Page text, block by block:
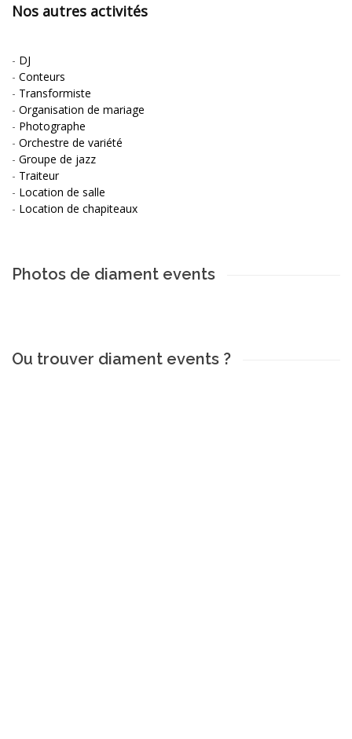
Nos autres activités
- DJ
- Conteurs
- Transformiste
- Organisation de mariage
- Photographe
- Orchestre de variété
- Groupe de jazz
- Traiteur
- Location de salle
- Location de chapiteaux
Photos de diament events
Ou trouver diament events ?